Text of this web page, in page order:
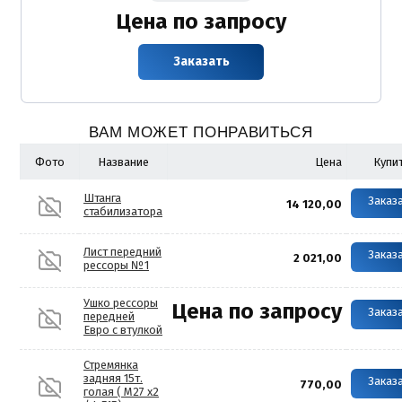
Цена по запросу
Заказать
ВАМ МОЖЕТ ПОНРАВИТЬСЯ
Фото Название Цена
Штанга
стабилизатора
14 120,00
Лист передний
рессоры №1
2 021,00
Ушко рессоры
передней
Евро с втулкой
Цена по запросу
Стремянка
задняя 15т.
голая ( М27 х2
770,00